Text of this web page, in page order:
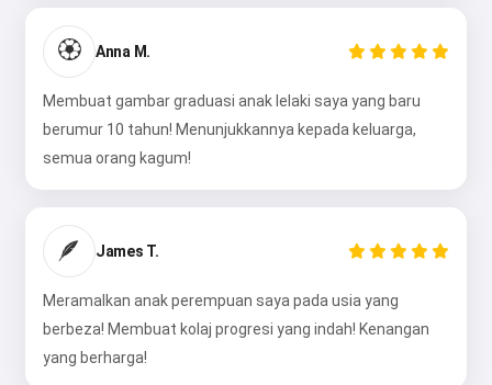
🏵️ Anna M.
Membuat gambar graduasi anak lelaki saya yang baru
berumur 10 tahun! Menunjukkannya kepada keluarga,
semua orang kagum!
🪶 James T.
Meramalkan anak perempuan saya pada usia yang
berbeza! Membuat kolaj progresi yang indah! Kenangan
yang berharga!